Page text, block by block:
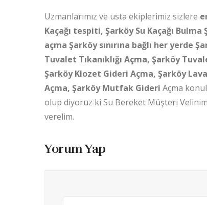
Uzmanlarımız ve usta ekiplerimiz sizlere
Kaçağı tespiti, Şarköy Su Kaçağı
açma Şarköy sınırına bağlı her yerde
Tuvalet Tıkanıklığı Açma, Şarköy
Şarköy Klozet Gideri Açma, Şarköy
Açma, Şarköy Mutfak Gideri Açma
olup diyoruz ki Su Bereket Müşteri
verelim.
Yorum Yap